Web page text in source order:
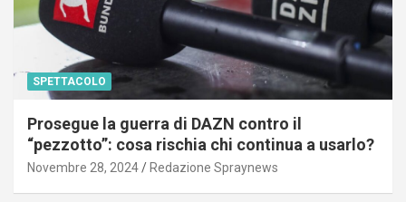
SPETTACOLO
Prosegue la guerra di DAZN contro il
“pezzotto”: cosa rischia chi continua a usarlo?
Novembre 28, 2024 Redazione Spraynews